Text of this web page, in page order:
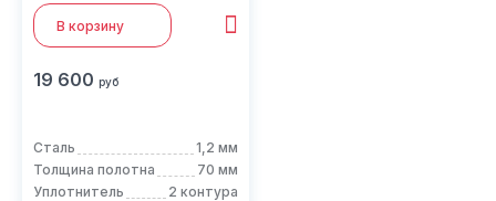
В корзину
19 600 руб
Сталь
1,2 мм
Толщина полотна
70 мм
Уплотнитель
2 контура